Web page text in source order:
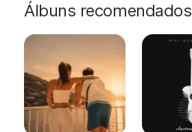
Álbuns recomendados